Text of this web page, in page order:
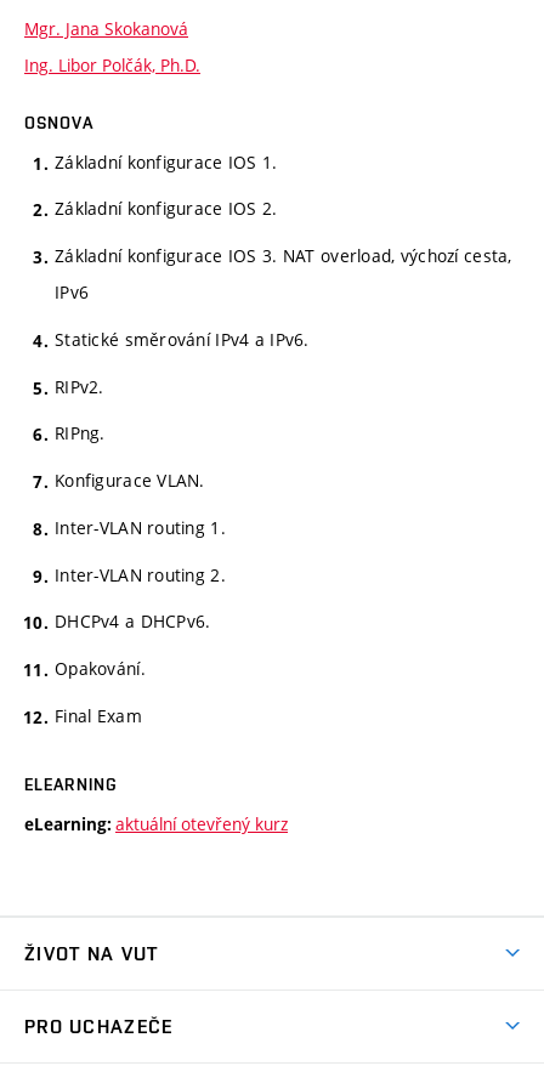
Mgr. Jana Skokanová
Ing. Libor Polčák, Ph.D.
OSNOVA
Základní konfigurace IOS 1.
Základní konfigurace IOS 2.
Základní konfigurace IOS 3. NAT overload, výchozí cesta,
IPv6
Statické směrování IPv4 a IPv6.
RIPv2.
RIPng.
Konfigurace VLAN.
Inter-VLAN routing 1.
Inter-VLAN routing 2.
DHCPv4 a DHCPv6.
Opakování.
Final Exam
ELEARNING
eLearning: aktuální otevřený kurz
ŽIVOT NA VUT
PRO UCHAZEČE